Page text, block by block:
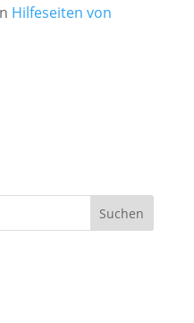
Hilfeseiten von
Suchen